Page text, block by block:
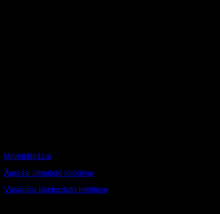
Mérettáblázat
Ápolási útmutató letöltése
Vásárlási tájékoztató letöltése